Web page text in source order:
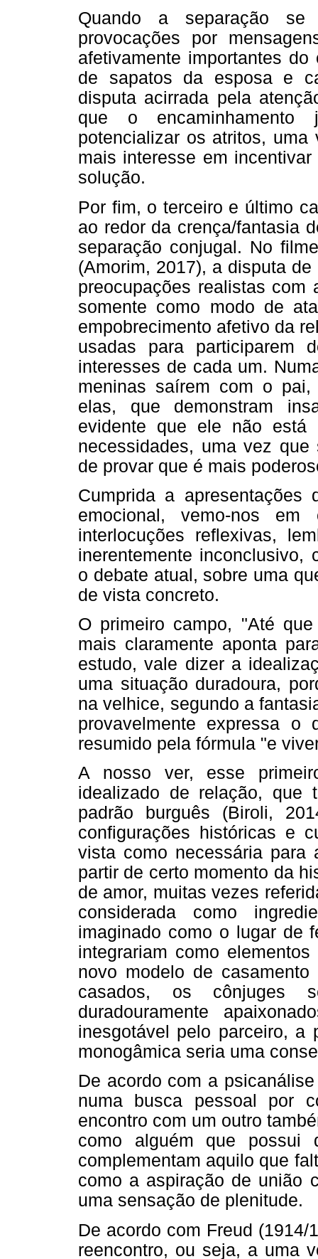
Quando a separação se
provocações por
afetivamente importantes
de sapatos da esposa e
disputa acirrada pela
que o
potencializar os atritos,
mais interesse em
solução.
Por fim, o terceiro e último
ao redor da crença/fantasia
separação conjugal. No
(Amorim, 2017), a disputa
preocupações realistas com
somente como modo de
empobrecimento afetivo da
usadas para participarem
interesses de cada um.
meninas saírem com o
elas, que demonstram
evidente que ele não está
necessidades, uma vez
de provar que é mais
Cumprida a
emocional, vemo-nos em
interlocuções reflexivas,
inerentemente inconclusivo,
o debate atual, sobre uma
de vista concreto.
O primeiro campo, "Até
mais claramente aponta
estudo, vale dizer a
uma situação duradoura,
na velhice, segundo a
provavelmente expressa
resumido pela fórmula "e
A nosso ver, esse
idealizado de relação, que
padrão burguês (Biroli,
configurações históricas e
vista como necessária para
partir de certo momento da
de amor, muitas vezes
considerada como
imaginado como o lugar de
integrariam como
novo modelo de
casados, os cônjuges
duradouramente
inesgotável pelo parceiro, a
monogâmica seria uma
De acordo com a
numa busca pessoal por
encontro com um outro
como alguém que possui
complementam aquilo que
como a aspiração de união
uma sensação de plenitude.
De acordo com Freud
reencontro, ou seja, a uma